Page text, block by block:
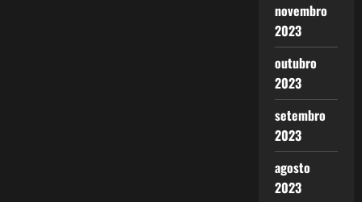
novembro
2023
outubro
2023
setembro
2023
agosto
2023